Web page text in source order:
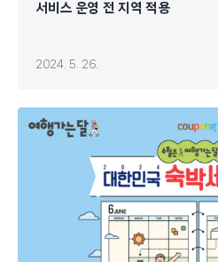
서비스 운영 전 지역 적용
2024. 5. 26.